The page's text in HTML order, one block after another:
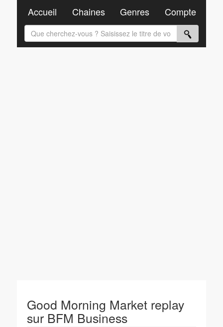
Good Morning Market replay
sur BFM Business
Accueil Chaines Genres Compte